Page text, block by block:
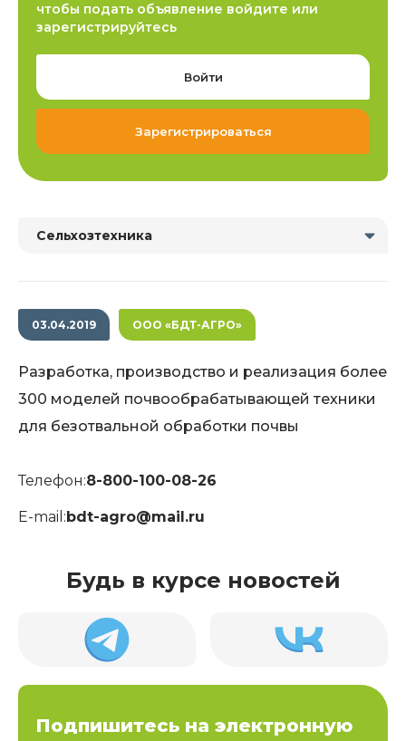
чтобы подать объявление войдите или
зарегистрируйтесь
Войти
Зарегистрироваться
Сельхозтехника
03.04.2019 ООО «БДТ-АГРО»
Разработка, производство и реализация более
300 моделей почвообрабатывающей техники
для безотвальной обработки почвы
Телефон:8-800-100-08-26
E-mail:bdt-agro@mail.ru
Будь в курсе новостей
Подпишитесь на электронную